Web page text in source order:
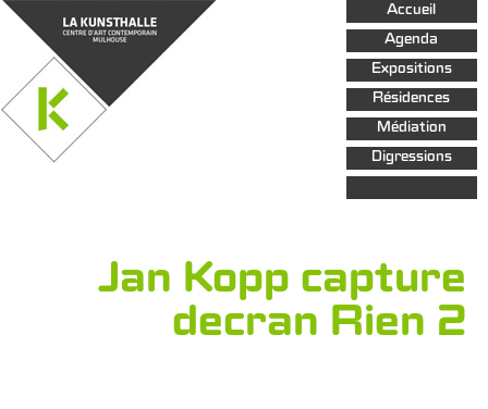
Aller au
contenu
principal
Accueil
Agenda
Expositions
Résidences
Médiation
Digressions
Jan Kopp capture
decran Rien 2